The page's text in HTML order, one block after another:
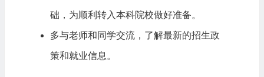
础，为顺利转入本科院校做好准备。
多与老师和同学交流，了解最新的招生政
策和就业信息。